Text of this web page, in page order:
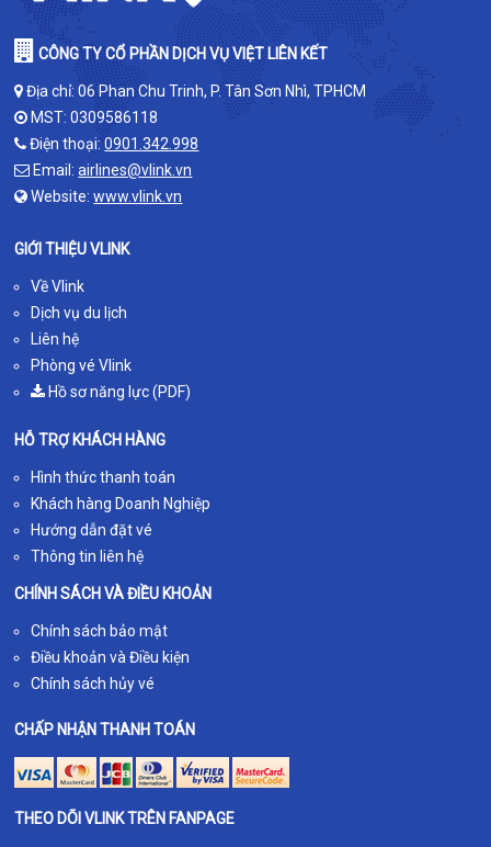
CÔNG TY CỔ PHẦN DỊCH VỤ VIỆT LIÊN KẾT
Địa chỉ: 06 Phan Chu Trinh, P. Tân Sơn Nhì, TPHCM
MST: 0309586118
Điện thoại:0901.342.998
Email:airlines@vlink.vn
Website:www.vlink.vn
GIỚI THIỆU VLINK
Về Vlink
Dịch vụ du lịch
Liên hệ
Phòng vé Vlink
Hồ sơ năng lực (PDF)
HỖ TRỢ KHÁCH HÀNG
Hình thức thanh toán
Khách hàng Doanh Nghiệp
Hướng dẫn đặt vé
Thông tin liên hệ
CHÍNH SÁCH VÀ ĐIỀU KHOẢN
Chính sách bảo mật
Điều khoản và Điều kiện
Chính sách hủy vé
CHẤP NHẬN THANH TOÁN
THEO DÕI VLINK TRÊN FANPAGE